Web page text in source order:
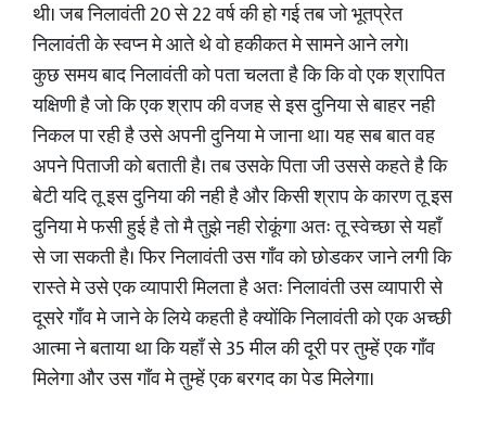
थी। जब निलावंती 20 से 22 वर्ष की हो गई तब जो भूतप्रेत
निलावंती के स्वप्न मे आते थे वो हकीकत मे सामने आने लगे।
कुछ समय बाद निलावंती को पता चलता है कि कि वो एक श्रापित
यक्षिणी है जो कि एक श्राप की वजह से इस दुनिया से बाहर नही
निकल पा रही है उसे अपनी दुनिया मे जाना था। यह सब बात वह
अपने पिताजी को बताती है। तब उसके पिता जी उससे कहते है कि
बेटी यदि तू इस दुनिया की नही है और किसी श्राप के कारण तू इस
दुनिया मे फसी हुई है तो मै तुझे नही रोकूंगा अतः तू स्वेच्छा से यहाँ
से जा सकती है। फिर निलावंती उस गाँव को छोडकर जाने लगी कि
रास्ते मे उसे एक व्यापारी मिलता है अतः निलावंती उस व्यापारी से
दूसरे गाँव मे जाने के लिये कहती है क्योंकि निलावंती को एक अच्छी
आत्मा ने बताया था कि यहाँ से 35 मील की दूरी पर तुम्हें एक गाँव
मिलेगा और उस गाँव मे तुम्हें एक बरगद का पेड मिलेगा।